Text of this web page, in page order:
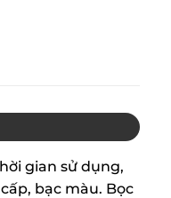
gian sử dụng,
bạc màu. Bọc